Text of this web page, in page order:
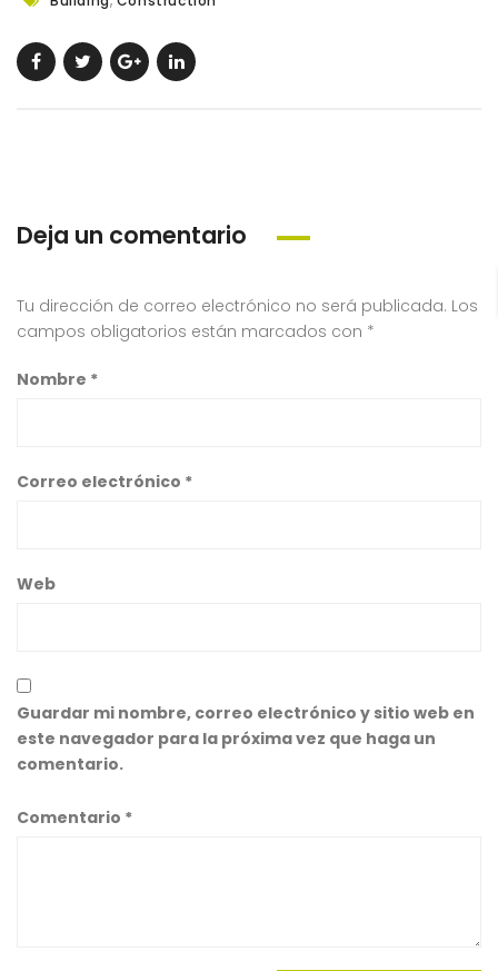
Deja un comentario
Tu dirección de correo electrónico no será publicada. Los
campos obligatorios están marcados con *
Nombre *
Correo electrónico *
Web
Guardar mi nombre, correo electrónico y sitio web en
este navegador para la próxima vez que haga un
comentario.
Comentario *